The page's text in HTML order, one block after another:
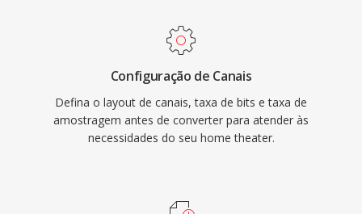
Configuração de Canais
Defina o layout de canais, taxa de bits e taxa de
amostragem antes de converter para atender às
necessidades do seu home theater.